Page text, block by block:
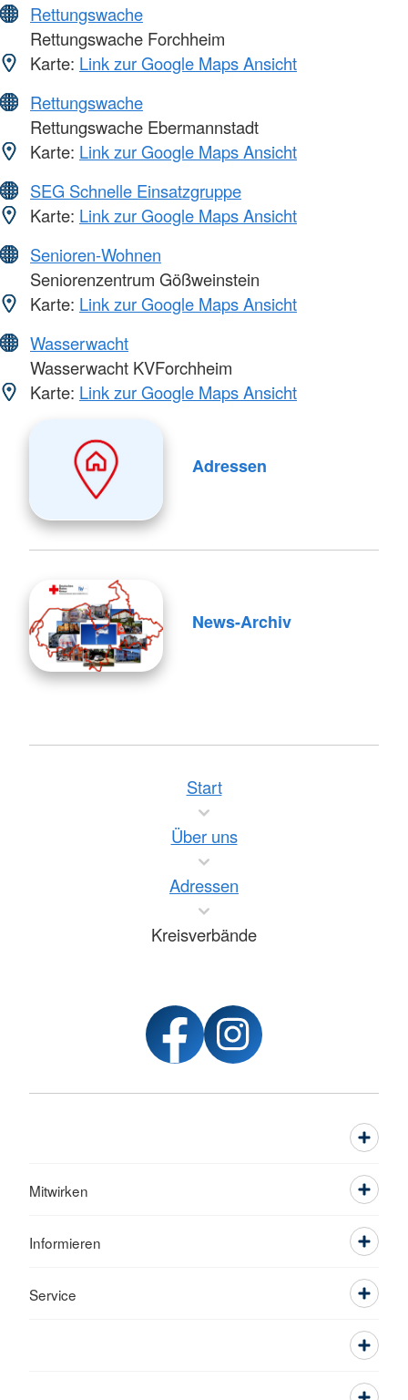
Rettungswache
Rettungswache Forchheim
Karte: Link zur Google Maps Ansicht
Rettungswache
Rettungswache Ebermannstadt
Karte: Link zur Google Maps Ansicht
SEG Schnelle Einsatzgruppe
Karte: Link zur Google Maps Ansicht
Senioren-Wohnen
Seniorenzentrum Gößweinstein
Karte: Link zur Google Maps Ansicht
Wasserwacht
Wasserwacht KVForchheim
Karte: Link zur Google Maps Ansicht
Adressen
News-Archiv
Start
Über uns
Adressen
Kreisverbände
Mitwirken
Informieren
Service